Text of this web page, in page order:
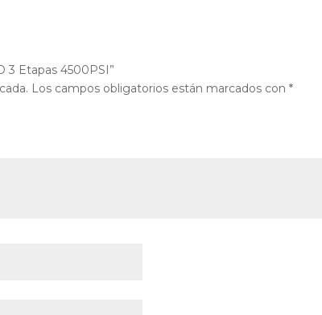
3 Etapas 4500PSI”
Los campos obligatorios están marcados con*